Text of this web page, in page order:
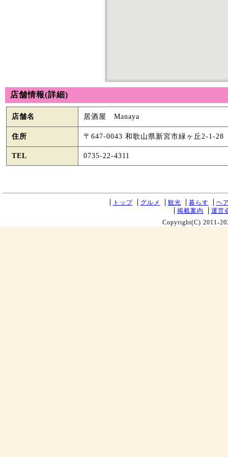
店舗情報(詳細)
店舗名 居酒屋 Manaya
住所 〒647-0043 和歌山県新宮市緑ヶ丘2-1-28
TEL 0735-22-4311
トップ グルメ 観光 暮らす
ヘ
掲載案内
運営
Copyright(C) 2011-